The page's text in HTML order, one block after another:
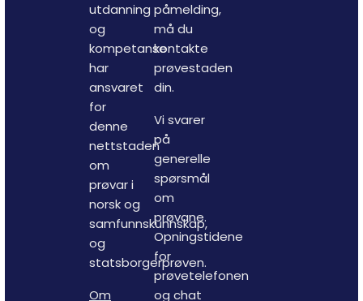
utdanning
og
kompetanse
har
ansvaret
for
denne
nettstaden
om
prøvar i
norsk og
samfunnskunnskap,
og
statsborgerprøven.
Om
påmelding,
må du
kontakte
prøvestaden
din.
Vi svarer
på
generelle
spørsmål
om
prøvane.
Opningstidene
for
prøvetelefonen
og chat